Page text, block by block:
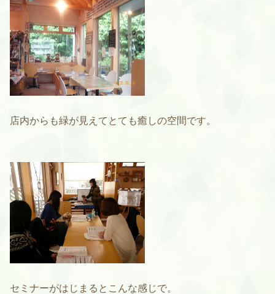
店内からも緑が見えてとても癒しの空間です。
セミナーがはじまるとこんな感じで。